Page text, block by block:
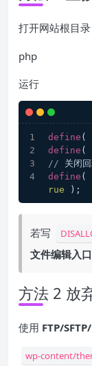
打开网站根目录
php
运行
define (
define (
// 关闭
define (
rue );
若写
文件编辑入口
方法 2 放
使用 FTP/
wp-content/